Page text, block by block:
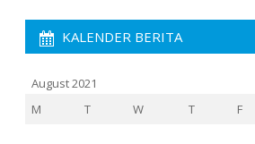
KALENDER BERITA
August 2021
M
T W T F